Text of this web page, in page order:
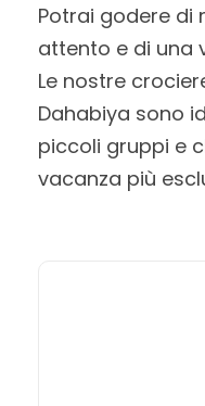
Potrai godere di
attento e di una
Le nostre
Dahabiya sono
piccoli gruppi e
vacanza più